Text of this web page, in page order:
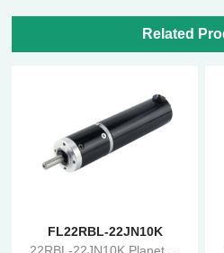
Related
FL22RBL-22JN10K